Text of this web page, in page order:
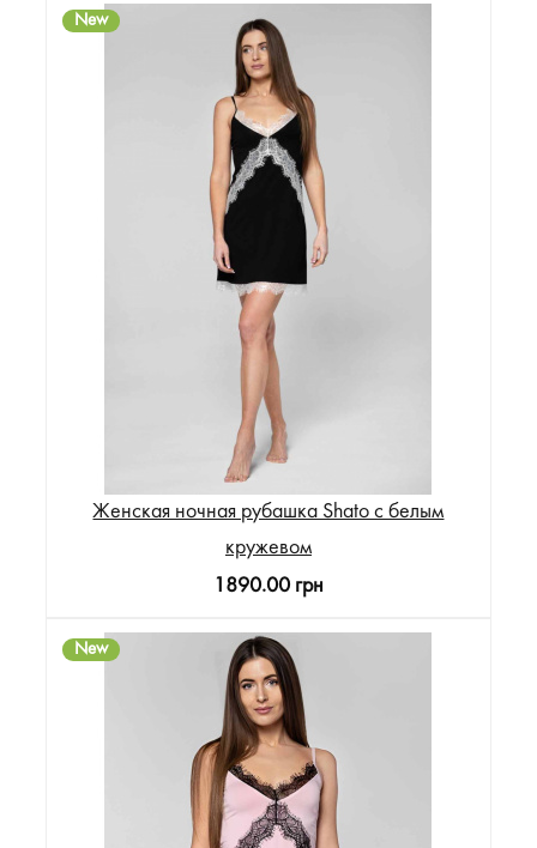
New
Женская ночная рубашка Shato с белым
кружевом
1890.00 грн
New